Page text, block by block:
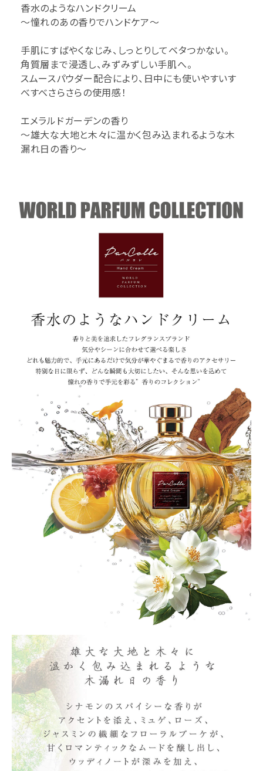
香水のようなハンドクリーム
～憧れのあの香りでハンドケア～
手肌にすばやくなじみ、しっとりしてベタつかない。
角質層まで浸透し、みずみずしい手肌へ。
スムースパウダー配合により、日中にも使いやすいす
べすべさらさらの使用感！
エメラルドガーデンの香り
～雄大な大地と木々に温かく包み込まれるような木
漏れ日の香り～